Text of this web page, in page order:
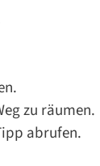
zu räumen.
abrufen.